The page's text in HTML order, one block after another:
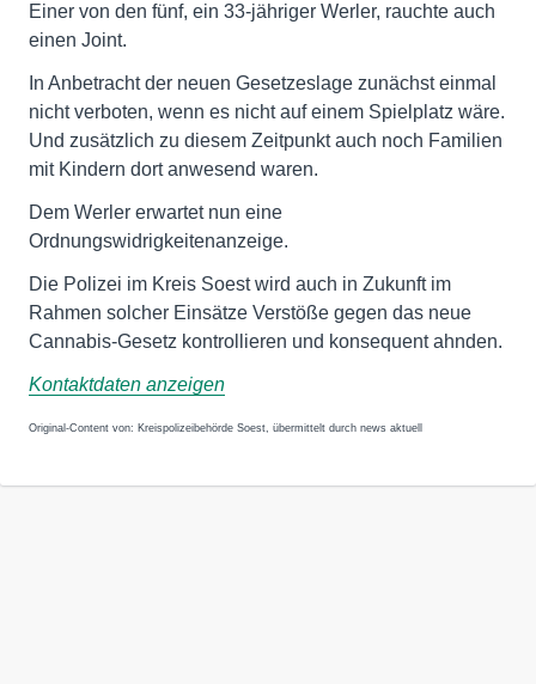
Einer von den fünf, ein 33-jähriger Werler, rauchte auch
einen Joint.
In Anbetracht der neuen Gesetzeslage zunächst einmal
nicht verboten, wenn es nicht auf einem Spielplatz wäre.
Und zusätzlich zu diesem Zeitpunkt auch noch Familien
mit Kindern dort anwesend waren.
Dem Werler erwartet nun eine
Ordnungswidrigkeitenanzeige.
Die Polizei im Kreis Soest wird auch in Zukunft im
Rahmen solcher Einsätze Verstöße gegen das neue
Cannabis-Gesetz kontrollieren und konsequent ahnden.
Kontaktdaten anzeigen
Original-Content von: Kreispolizeibehörde Soest, übermittelt durch news aktuell